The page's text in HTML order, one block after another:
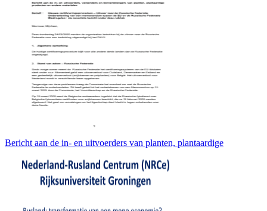
Bericht aan de in- en uitvoerders van planten, plantaardige